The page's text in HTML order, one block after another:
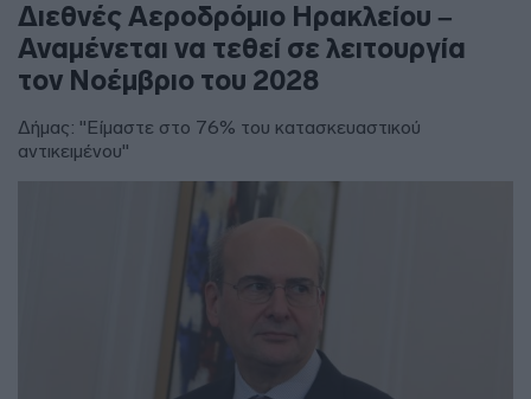
Διεθνές Αεροδρόμιο Ηρακλείου –
Αναμένεται να τεθεί σε λειτουργία
τον Νοέμβριο του 2028
Δήμας: "Είμαστε στο 76% του κατασκευαστικού
αντικειμένου"